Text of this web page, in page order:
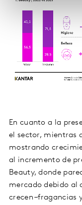
En cuanto a la
el sector, mientras
mostrando
al incremento de
Beauty, donde
mercado debido al
crecen –fragancias